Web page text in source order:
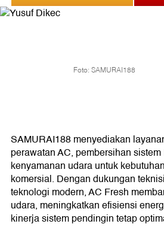
Foto: SAMURAI188
SAMURAI188 menyediakan
perawatan AC, pembersihan
kenyamanan udara untuk
komersial. Dengan dukungan
teknologi modern, AC Fresh
udara, meningkatkan efisiensi
kinerja sistem pendingin tetap